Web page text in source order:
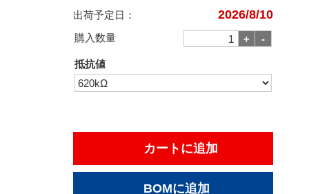
出荷予定日：
2026/8/10
購入数量
抵抗値